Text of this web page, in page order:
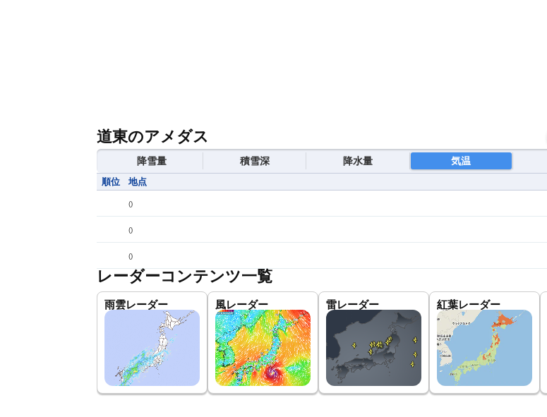
道東のアメダス
降雪量 積雪深 降水量 気温
順位 地点
()
()
()
レーダーコンテンツ一覧
雨雲レーダー 風レーダー 雷レーダー 紅葉レーダー